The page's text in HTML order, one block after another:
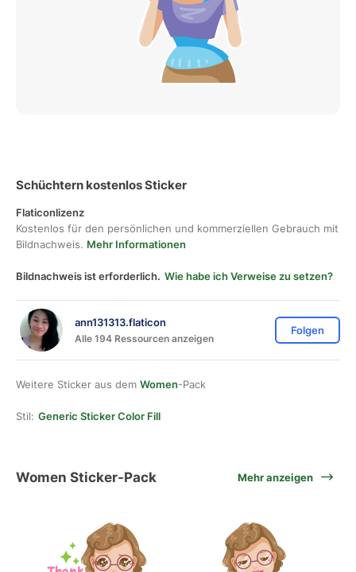
Schüchtern kostenlos Sticker
Flaticonlizenz
Kostenlos für den persönlichen und kommerziellen Gebrauch mit
Bildnachweis. Mehr Informationen
Bildnachweis ist erforderlich. Wie habe ich Verweise zu setzen?
ann131313.flaticon
Alle 194 Ressourcen anzeigen
Folgen
Weitere Sticker aus dem Women-Pack
Stil: Generic Sticker Color Fill
Women Sticker-Pack Mehr anzeigen